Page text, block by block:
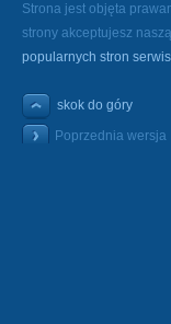
Strona jest objęta
strony akceptujesz naszą
popularnych stron
skok do góry
Poprzednia wersja